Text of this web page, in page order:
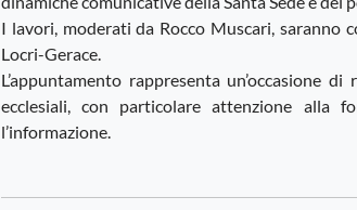
I lavori, moderati da Rocco Muscari, saranno
Locri-Gerace.
L’appuntamento rappresenta un’occasione
ecclesiali, con particolare attenzione alla
l’informazione.